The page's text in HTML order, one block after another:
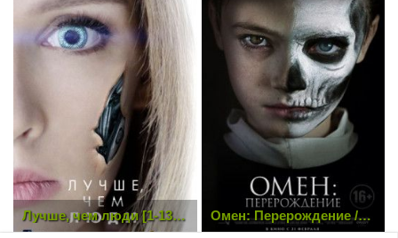
Лучше, чем люди [1-13
из 16] (2018) WEB-DL
Омен: Перерождение /
The Prodigy (2019) TS